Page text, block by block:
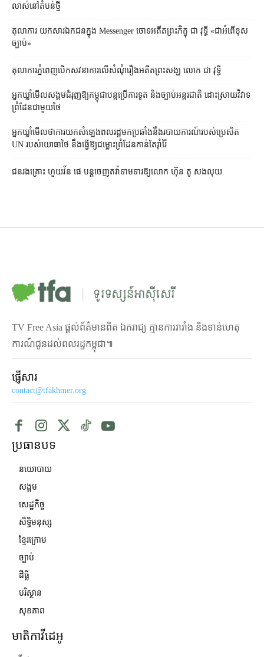
លាស់​នៅ​តំបន់​ថ្មី
តុលាការ​​ យកសារឯកជនក្នុង Messenger ចោទអតីតព្រះភិក្ខុ ជា វុទ្ធី «ជាអំពើខុស
ច្បាប់»
តុលាការ​ភ្នំពេញ​​បើកសវនាការ​លើ​សំណុំរឿង​​អតីត​ព្រះសង្ឃ លោក ជា វុទ្ធី
អ្នកឃ្លាំមើល​សង្គម​ជំរុញ​ឱ្យ​កម្ពុជា​បន្ត​ប្រើ​ការទូត និង​ច្បាប់​អន្តរជាតិ ដោះស្រាយ​វិវាទ​
ព្រំដែន​ជាមួយ​ថៃ
អ្នកឃ្លាំមើល​ថា​ការ​យក​សំឡេង​ពលរដ្ឋ​មក​ប្រឆាំង​នឹង​របាយការណ៍​របស់​ប្រេសិត
UN របស់​យោធា​ថៃ នឹង​ធ្វើ​ឱ្យ​ជម្លោះព្រំដែន​កាន់តែ​រ៉ាំរ៉ៃ
ជនរងគ្រោះ ហួយវ័ន ផេ បន្ត​ចេញ​តវ៉ា​ទាមទារ​ឱ្យ​លោក ហ៊ុន តូ សង​លុយ
TV Free Asia ផ្ដល់ព័ត៌មានពិត ឯករាជ្យ គ្មានការរារាំង និងទាន់ហេតុ
ការណ៍ជូនដល់ពលរដ្ឋកម្ពុជា៕
ផ្ញើសារ
contact@tfakhmer.org
ប្រធានបទ
នយោបាយ
សង្គម
សេដ្ឋកិច្ច
សិទ្ធិមនុស្ស
ខ្មែរក្រោម
ច្បាប់
ដីធ្លី
បរិស្ថាន
សុខភាព
មាតិកាវីដេអូ